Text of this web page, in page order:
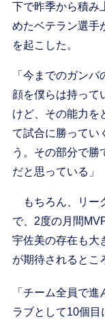
下で昨季から積み
めたベテラン選手
を起こした。
「今までのガン
顔を僕らは持って
けど、その能力を
て試合に勝ってい
う。その部分で勝
だと思っている」
もちろん、リー
で、2度の月間
宇佐美の存在も大
が期待されるとこ
「チーム全員で
ラブとして10個目